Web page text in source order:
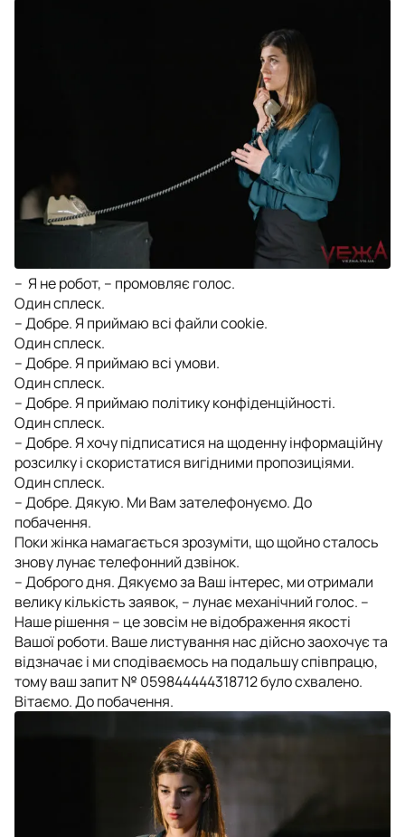
– Я не робот, – промовляє голос.
Один сплеск.
– Добре. Я приймаю всі файли cookie.
Один сплеск.
– Добре. Я приймаю всі умови.
Один сплеск.
– Добре. Я приймаю політику конфіденційності.
Один сплеск.
– Добре. Я хочу підписатися на щоденну інформаційну
розсилку і скористатися вигідними пропозиціями.
Один сплеск.
– Добре. Дякую. Ми Вам зателефонуємо. До
побачення.
Поки жінка намагається зрозуміти, що щойно сталось
знову лунає телефонний дзвінок.
– Доброго дня. Дякуємо за Ваш інтерес, ми отримали
велику кількість заявок, – лунає механічний голос. –
Наше рішення – це зовсім не відображення якості
Вашої роботи. Ваше листування нас дійсно заохочує та
відзначає і ми сподіваємось на подальшу співпрацю,
тому ваш запит № 059844444318712 було схвалено.
Вітаємо. До побачення.